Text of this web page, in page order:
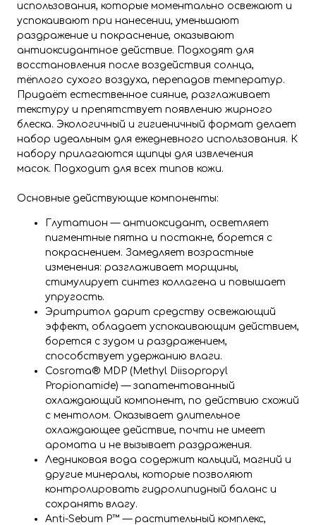
использования, которые моментально освежают и
успокаивают при нанесении, уменьшают
раздражение и покраснение, оказывают
антиоксидантное действие. Подходят для
восстановления после воздействия солнца,
тёплого сухого воздуха, перепадов температур.
Придаёт естественное сияние, разглаживает
текстуру и препятствует появлению жирного
блеска. Экологичный и гигиеничный формат делает
набор идеальным для ежедневного использования. К
набору прилагаются щипцы для извлечения
масок. Подходит для всех типов кожи.
Основные действующие компоненты:
Глутатион — антиоксидант, осветляет
пигментные пятна и постакне, борется с
покраснением. Замедляет возрастные
изменения: разглаживает морщины,
стимулирует синтез коллагена и повышает
упругость.
Эритритол дарит средству освежающий
эффект, обладает успокаивающим действием,
борется с зудом и раздражением,
способствует удержанию влаги.
Cosroma® MDP (Methyl Diisopropyl
Propionamide) — запатентованный
охлаждающий компонент, по действию схожий
с ментолом. Оказывает длительное
охлаждающее действие, почти не имеет
аромата и не вызывает раздражения.
Ледниковая вода содержит кальций, магний и
другие минералы, которые позволяют
контролировать гидролипидный баланс и
сохранять влагу.
Anti-Sebum P™ — растительный комплекс,